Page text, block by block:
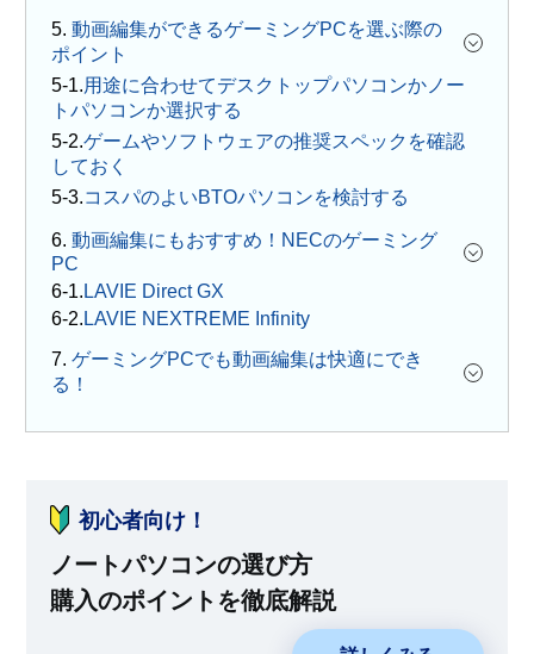
5. 動画編集ができるゲーミングPCを選ぶ際の
ポイント
用途に合わせてデスクトップパソコンかノー
トパソコンか選択する
ゲームやソフトウェアの推奨スペックを確認
しておく
コスパのよいBTOパソコンを検討する
6. 動画編集にもおすすめ！NECのゲーミング
PC
LAVIE Direct GX
LAVIE NEXTREME Infinity
7. ゲーミングPCでも動画編集は快適にでき
る！
初心者向け！
ノートパソコンの選び方
購入のポイントを徹底解説